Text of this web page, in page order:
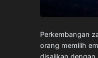
Perkembangan
orang memilih
disajikan dengan